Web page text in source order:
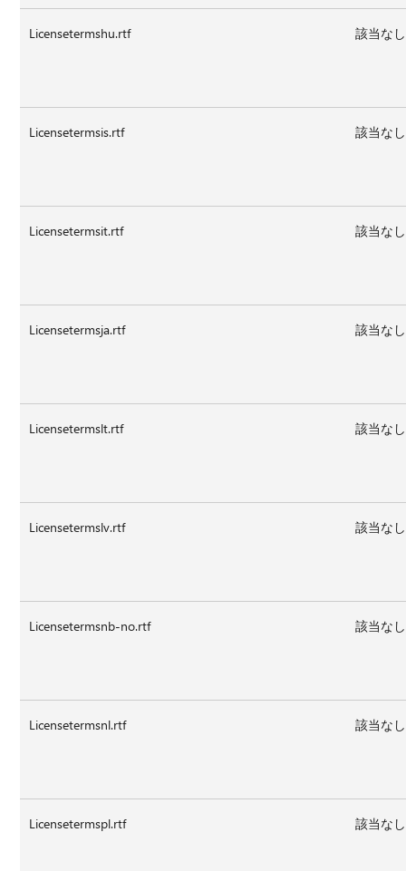
Licensetermshu.rtf 該当なし
Licensetermsis.rtf 該当なし
Licensetermsit.rtf 該当なし
Licensetermsja.rtf 該当なし
Licensetermslt.rtf 該当なし
Licensetermslv.rtf 該当なし
Licensetermsnb-no.rtf 該当なし
Licensetermsnl.rtf 該当なし
Licensetermspl.rtf 該当なし